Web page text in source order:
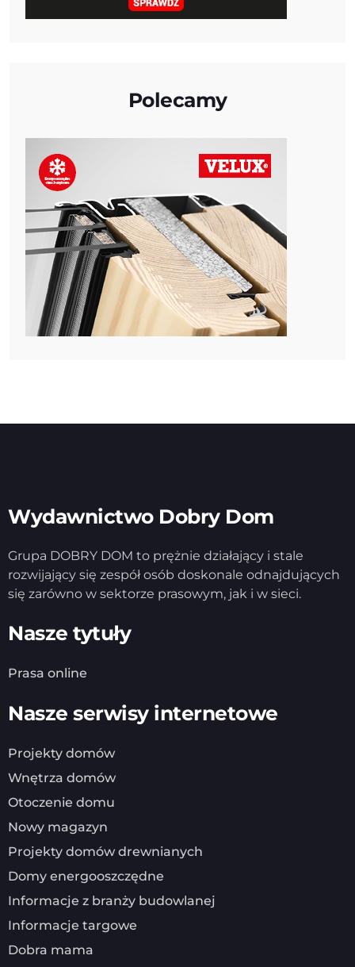
Polecamy
Wydawnictwo Dobry Dom
Grupa DOBRY DOM to prężnie działający i stale
rozwijający się zespół osób doskonale odnajdujących
się zarówno w sektorze prasowym, jak i w sieci.
Nasze tytuły
Prasa online
Nasze serwisy internetowe
Projekty domów
Wnętrza domów
Otoczenie domu
Nowy magazyn
Projekty domów drewnianych
Domy energooszczędne
Informacje z branży budowlanej
Informacje targowe
Dobra mama